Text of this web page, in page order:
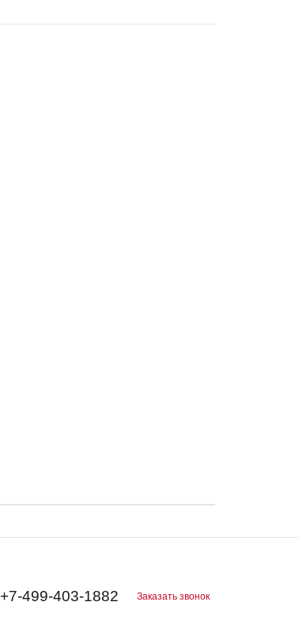
+7-499-403-1882 Заказать звонок